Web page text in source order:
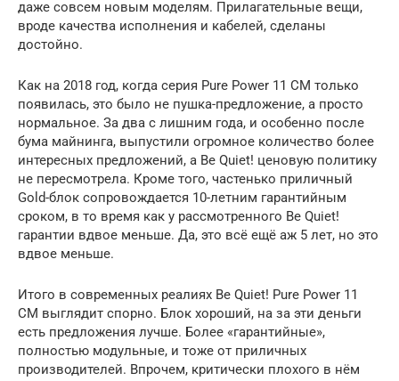
даже совсем новым моделям. Прилагательные вещи,
вроде качества исполнения и кабелей, сделаны
достойно.
Как на 2018 год, когда серия Pure Power 11 CM только
появилась, это было не пушка-предложение, а просто
нормальное. За два с лишним года, и особенно после
бума майнинга, выпустили огромное количество более
интересных предложений, а Be Quiet! ценовую политику
не пересмотрела. Кроме того, частенько приличный
Gold-блок сопровождается 10-летним гарантийным
сроком, в то время как у рассмотренного Be Quiet!
гарантии вдвое меньше. Да, это всё ещё аж 5 лет, но это
вдвое меньше.
Итого в современных реалиях Be Quiet! Pure Power 11
CM выглядит спорно. Блок хороший, на за эти деньги
есть предложения лучше. Более «гарантийные»,
полностью модульные, и тоже от приличных
производителей. Впрочем, критически плохого в нём